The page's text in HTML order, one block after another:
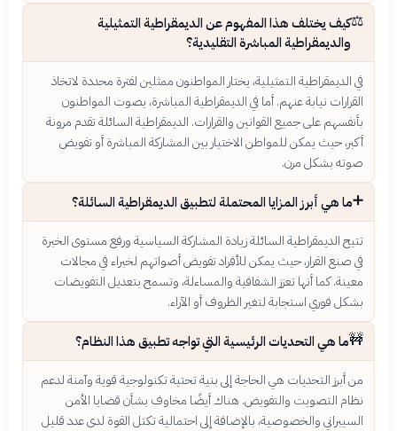
⚖️كيف يختلف هذا المفهوم عن الديمقراطية التمثيلية
والديمقراطية المباشرة التقليدية؟
في الديمقراطية التمثيلية، يختار المواطنون ممثلين لفترة محددة لاتخاذ
القرارات نيابة عنهم. أما في الديمقراطية المباشرة، يصوت المواطنون
بأنفسهم على جميع القوانين والقرارات. الديمقراطية السائلة تقدم مرونة
أكبر، حيث يمكن للمواطن الاختيار بين المشاركة المباشرة أو تفويض
صوته بشكل مرن.
➕ما هي أبرز المزايا المحتملة لتطبيق الديمقراطية السائلة؟
تتيح الديمقراطية السائلة زيادة المشاركة السياسية ورفع مستوى الخبرة
في صنع القرار، حيث يمكن للأفراد تفويض أصواتهم لخبراء في مجالات
معينة. كما أنها تعزز الشفافية والمساءلة، وتسمح بتعديل التفويضات
بشكل فوري استجابة لتغير الظروف أو الآراء.
🚧ما هي التحديات الرئيسية التي تواجه تطبيق هذا النظام؟
من أبرز التحديات هي الحاجة إلى بنية تحتية تكنولوجية قوية وآمنة لدعم
نظام التصويت والتفويض. هناك أيضًا مخاوف بشأن قضايا الأمن
السيبراني والخصوصية، بالإضافة إلى احتمالية تكتل القوة لدى عدد قليل